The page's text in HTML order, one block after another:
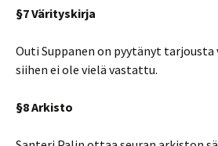
§7 Värityskirja
Outi Suppanen on pyytänyt
siihen ei ole vielä vastattu.
§8 Arkisto